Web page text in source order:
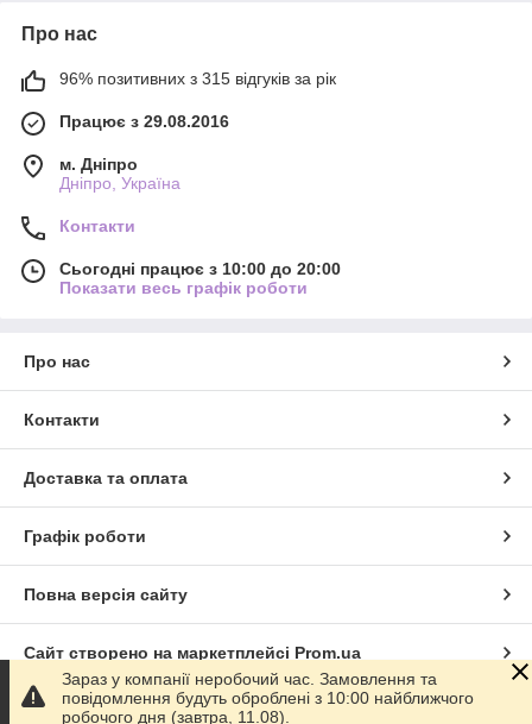
Про нас
96% позитивних з 315 відгуків за рік
Працює з 29.08.2016
м. Дніпро
Дніпро, Україна
Контакти
Сьогодні працює з 10:00 до 20:00
Показати весь графік роботи
Про нас
Контакти
Доставка та оплата
Графік роботи
Повна версія сайту
Сайт створено на маркетплейсі Prom.ua
Політика конфіденційності
Зараз у компанії неробочий час. Замовлення та
повідомлення будуть оброблені з 10:00 найближчого
робочого дня (завтра, 11.08).